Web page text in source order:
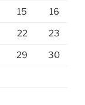
15 16
22 23
29 30